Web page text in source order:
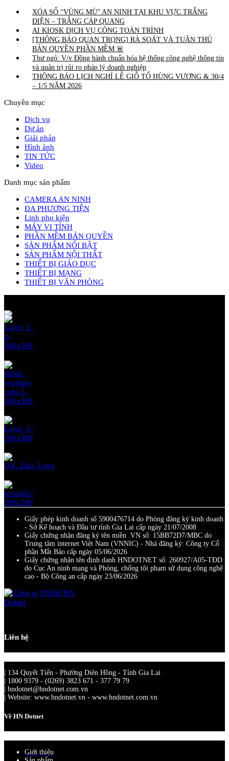
XÓA SỔ “VÙNG MÙ” AN NINH TẠI KHU VỰC TRẮNG
ĐIỆN – TRẮNG CÁP QUANG
AI KIOSK DỊCH VỤ CÔNG TOÀN TRÌNH
[THÔNG BÁO QUAN TRỌNG] RÀ SOÁT VÀ TUÂN THỦ
BẢN QUYỀN PHẦN MỀM 🚨
Thư ngỏ: V/v Đồng hành chuẩn hóa hệ thống công nghệ thông tin
và quản trị rủi ro pháp lý doanh nghiệp
THÔNG BÁO LỊCH NGHỈ LỄ GIỖ TỔ HÙNG VƯƠNG & 30/4
– 1/5 NĂM 2026
Chuyên mục
Dịch vụ
Dự án
Giải pháp
Hình ảnh
TIN TỨC
Video
Danh mục sản phẩm
CAMERA AN NINH
ĐA PHƯƠNG TIỆN
Linh phụ kiện
MÁY VI TÍNH
PHẦN MỀM BẢN QUYỀN
SẢN PHẨM NỔI BẬT
SẢN PHẨM NỘI THẤT
THIẾT BỊ GIÁO DỤC
THIẾT BỊ MẠNG
THIẾT BỊ VĂN PHÒNG
Giấy phép kinh doanh số 5900476714 do Phòng đăng ký kinh doanh
- Sở Kế hoạch và Đầu tư tỉnh Gia Lai cấp ngày 21/07/2008
Giấy chứng nhận đăng ký tên miền .VN số: 15BB72D7/MBC do
Trung tâm internet Việt Nam (VNNIC) - Nhà đăng ký: Công ty Cổ
phần Mắt Bảo cấp ngày 05/06/2026
Giấy chứng nhận tên định danh HNDOTNET số: 260927/A05-TĐD
do Cục An ninh mạng và Phòng, chống tội phạm sử dụng công nghệ
cao - Bộ Công an cấp ngày 23/06/2026
Liên hệ
| 134 Quyết Tiến - Phường Diên Hồng - Tỉnh Gia Lai
| 1800 9379 - (0269) 3823 671 - 377 79 79
| hndotnet@hndotnet.com.vn
| Website: www.hndotnet.vn - www.hndotnet.com.vn
Về HN Dotnet
Giới thiệu